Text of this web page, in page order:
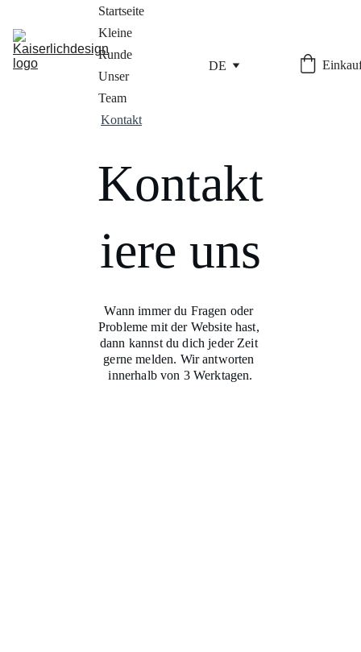
Startseite
Kleine
Runde
Unser
Team
Kontakt
DE
Kontakt
iere uns
Wann immer du Fragen oder
Probleme mit der Website hast,
dann kannst du dich jeder Zeit
gerne melden. Wir antworten
innerhalb von 3 Werktagen.